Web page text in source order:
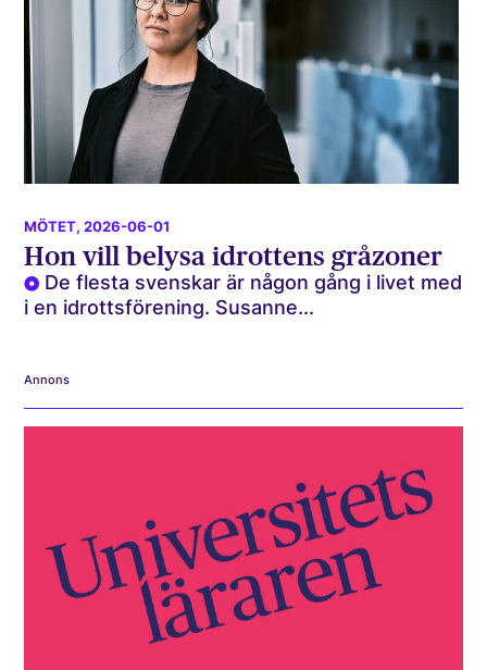
MÖTET, 2026-06-01
Hon vill belysa idrottens gråzoner
De flesta svenskar är någon gång i livet med
i en idrottsförening. Susanne...
Annons